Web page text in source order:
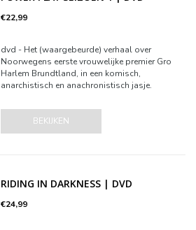
€22,99
dvd - Het (waargebeurde) verhaal over
Noorwegens eerste vrouwelijke premier Gro
Harlem Brundtland, in een komisch,
anarchistisch en anachronistisch jasje.
BEKIJKEN
RIDING IN DARKNESS | DVD
€24,99